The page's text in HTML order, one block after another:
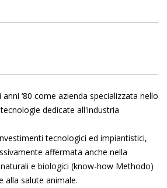
‘80 come azienda specializzata nello
dedicate all'industria
tecnologici ed impiantistici,
affermata anche nella
e biologici (know-how Methodo)
alla salute animale.